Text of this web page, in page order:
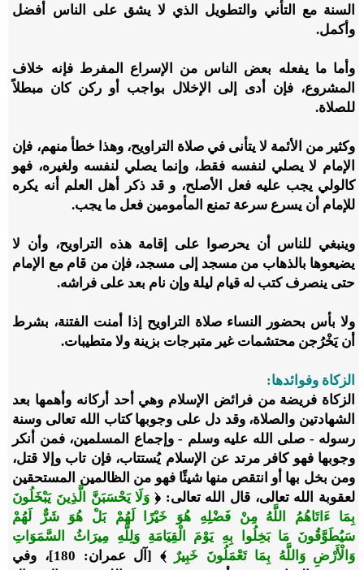
السنة مع التأني والتطويل الذي لا يشق على الناس أفضل
وأكمل.
وأما ما يفعله بعض الناس من الإسراع المفرط فإنه خلاف
المشروع، فإن أدى إلى الإخلال بواجب أو ركن كان مبطلاً
للصلاة.
وكثير من الأئمة لا يتأنى في صلاة التراويح، وهذا خطأ منهم، فإن
الإمام لا يصلي لنفسه فقط، وإنما يصلي لنفسه ولغيره، فهو
كالولي يجب عليه فعل الأصلح، و قد ذكر أهل العلم أنه يكره
للإمام أن يسرع سرعة تمنع المأمومين فعل ما يجب.
وينبغي للناس أن يحرصوا على إقامة هذه التراويح، وأن لا
يضيعوها بالذهاب من مسجد إلى مسجد، فإن من قام مع الإمام
حتى ينصرف كتب له قيام ليلة وإن نام بعد على فراشه.
ولا بأس بحضور النساء صلاة التراويح إذا أمنت الفتنة، بشرط
أن يَخْرُجن محتشمات غير متبرجات بزينة ولا متطيبات.
الزكاة وفوائدها:
الزكاة فريضة من فرائض الإسلام وهي أحد أركانه وأهمها بعد
الشهادتين والصلاة، وقد دل على وجوبها كتاب الله تعالى وسنة
رسوله - صلى الله عليه وسلم - وإجماع المسلمين، فمن أنكر
وجوبها فهو كافر مرتد عن الإسلام يُستتاب، فإن تاب وإلا قتل،
ومن بخل بها أو انتقص منها شيئًا فهو من الظالمين المستحقين
لعقوبة الله تعالى، قال الله تعالى: ﴿ وَلَا يَحْسَبَنَّ الَّذِينَ يَبْخَلُونَ
بِمَا ءَاتَاهُمُ اللَّهُ مِنْ فَضْلِهِ هُوَ خَيْرًا لَهُمْ بَلْ هُوَ شَرٌّ لَهُمْ
سَيُطَوَّقُونَ مَا بَخِلُوا بِهِ يَوْمَ الْقِيَامَةِ وَلِلَّهِ مِيرَاثُ السَّمَوَاتِ
وَالْأَرْضِ وَاللَّهُ بِمَا تَعْمَلُونَ خَبِيرٌ
﴾ [آل عمران: 180]، وفي